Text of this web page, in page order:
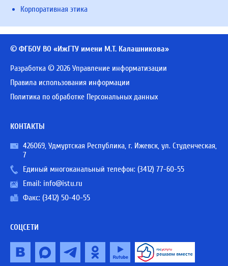
Корпоративная этика
© ФГБОУ ВО «ИжГТУ имени М.Т. Калашникова»
Разработка © 2026 Управление информатизации
Правила использования информации
Политика по обработке Персональных данных
КОНТАКТЫ
426069, Удмуртская Республика, г. Ижевск, ул. Студенческая,
7
Единый многоканальный телефон: (3412) 77-60-55
Email: info@istu.ru
Факс: (3412) 50-40-55
СОЦСЕТИ